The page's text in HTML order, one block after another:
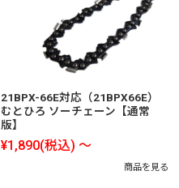
21BPX-66E対応（21BPX66E）
むとひろ ソーチェーン【通常
版】
¥1,890(税込) ～
商品を見る